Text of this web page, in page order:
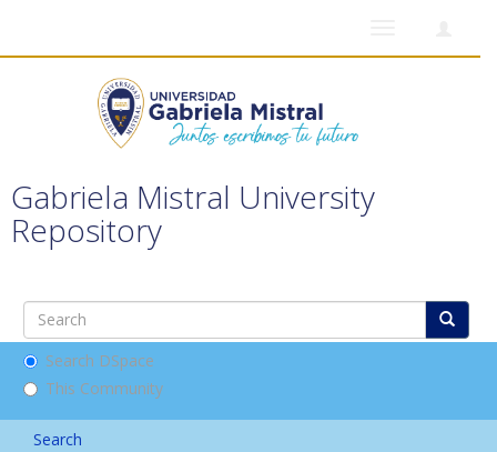
Gabriela Mistral University
Repository
Search DSpace
This Community
Search